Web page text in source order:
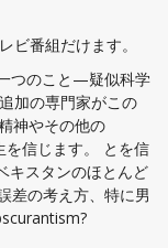
番組だけます。
つのこと—疑似科学
加の専門家がこの
神やその他の
信じます。 とを信
キスタンのほとんど
の考え方、特に男